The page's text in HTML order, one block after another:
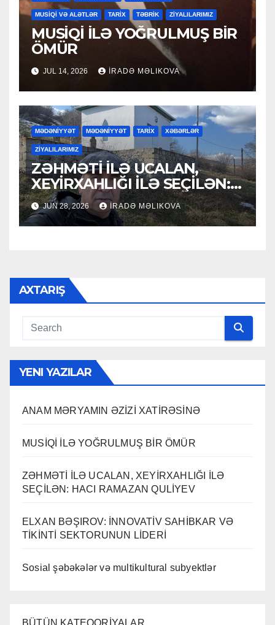
MUSİQİ VƏ ALƏTLƏR TARİX TƏBRİK ZİYALILARIMIZ
MUSİQİ İLƏ YOĞRULMUŞ BİR
ÖMÜR
JUL 14, 2026 İRADƏ MƏLIKOVA
MƏDƏNİYYƏT MƏDƏNİYYƏT TARİX XƏBƏRLƏR
ZİYALILARIMIZ
ZƏHMƏTİ İLƏ UCALAN,
XEYİRXAHLIĞI İLƏ SEÇİLƏN:
HACI RAMAZAN QULİYEV
JUN 28, 2026 İRADƏ MƏLIKOVA
AXTARIŞ
YENI YAZILAR
ANAM MƏRYAMIN ƏZİZİ XATİRƏSİNƏ
MUSİQİ İLƏ YOĞRULMUŞ BİR ÖMÜR
ZƏHMƏTİ İLƏ UCALAN, XEYİRXAHLIĞI İLƏ
SEÇİLƏN: HACI RAMAZAN QULİYEV
ELXAN BƏŞIROV: İNNOVATİV SAHİBKAR VƏ
TİKİNTİ SEKTORUNUN LİDERİ
Sosial şəbəkələr və multikultural subyektlər
BÜTÜN KATEQORİYALAR